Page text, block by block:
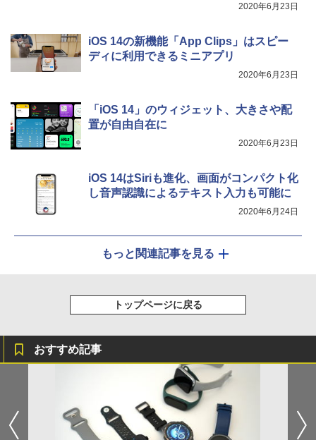
2020年6月23日
iOS 14の新機能「App Clips」はスピー
ディに利用できるミニアプリ
2020年6月23日
「iOS 14」のウィジェット、大きさや配
置が自由自在に
2020年6月23日
iOS 14はSiriも進化、画面がコンパクト化
し音声認識によるテキスト入力も可能に
2020年6月24日
もっと関連記事を見る
トップページに戻る
おすすめ記事